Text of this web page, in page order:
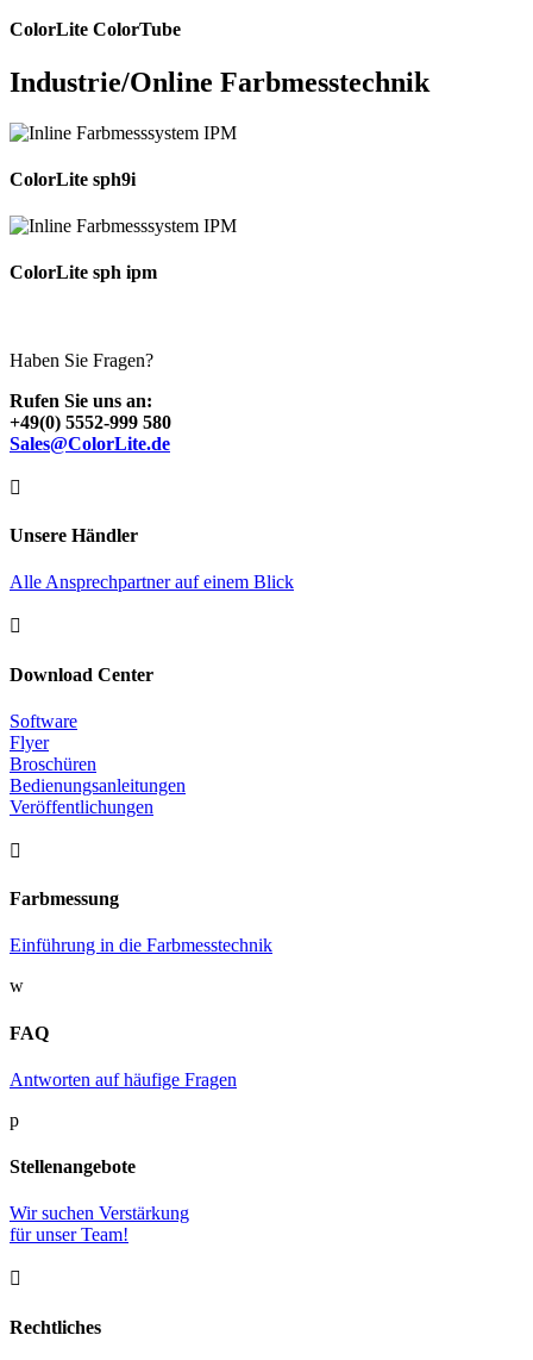
ColorLite ColorTube
Industrie/Online Farbmesstechnik
ColorLite sph9i
ColorLite sph ipm
Haben Sie Fragen?
Rufen Sie uns an:
+49(0) 5552-999 580
Sales@ColorLite.de

Unsere Händler
Alle Ansprechpartner auf einem Blick

Download Center
Software
Flyer
Broschüren
Bedienungsanleitungen
Veröffentlichungen

Farbmessung
Einführung in die Farbmesstechnik
w
FAQ
Antworten auf häufige Fragen
p
Stellenangebote
Wir suchen Verstärkung
für unser Team!

Rechtliches